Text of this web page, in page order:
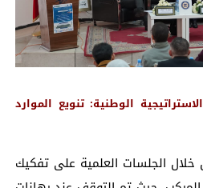
الوطنية: تنويع الموارد
خلال الجلسات العلمية على تفكيك